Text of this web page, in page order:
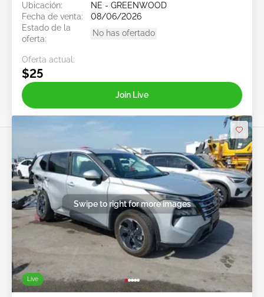
Ubicación:
NE - GREENWOOD
Fecha de venta:
08/06/2026
Estado de la
oferta:
No has ofertado
Oferta actual:
$25
Join Live
Live
Swipe to right for more images